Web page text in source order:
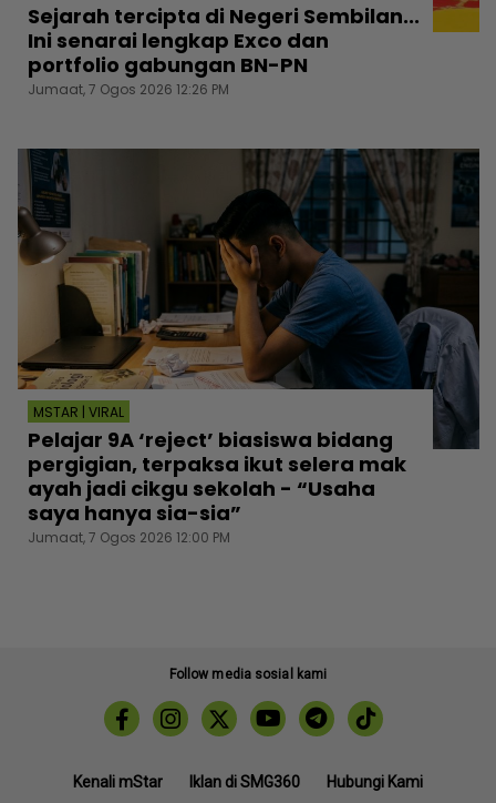
Sejarah tercipta di Negeri Sembilan...
Ini senarai lengkap Exco dan
portfolio gabungan BN-PN
Jumaat, 7 Ogos 2026 12:26 PM
MSTAR | VIRAL
Pelajar 9A ‘reject’ biasiswa bidang
pergigian, terpaksa ikut selera mak
ayah jadi cikgu sekolah - “Usaha
saya hanya sia-sia”
Jumaat, 7 Ogos 2026 12:00 PM
Follow media sosial kami
Kenali mStar Iklan di SMG360 Hubungi Kami